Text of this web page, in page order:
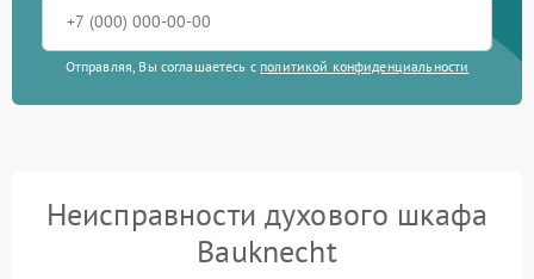
Отправляя, Вы соглашаетесь с политикой конфиденциальности
Неисправности духового шкафа
Bauknecht